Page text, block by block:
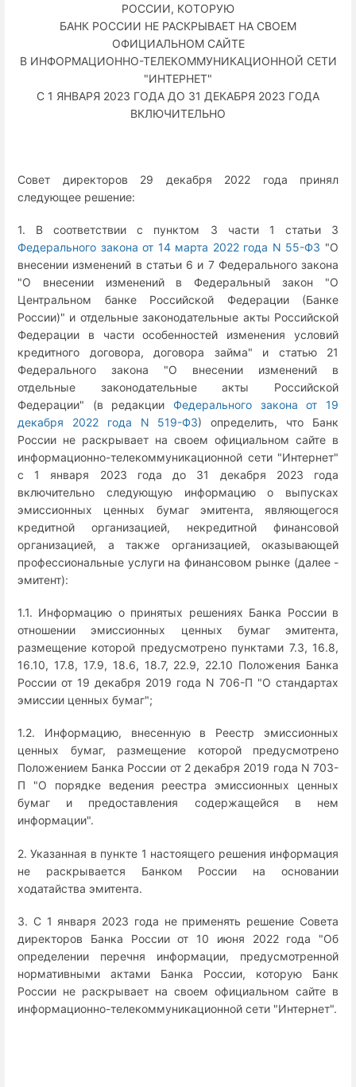
РОССИИ, КОТОРУЮ
БАНК РОССИИ НЕ РАСКРЫВАЕТ НА СВОЕМ
ОФИЦИАЛЬНОМ САЙТЕ
В ИНФОРМАЦИОННО-ТЕЛЕКОММУНИКАЦИОННОЙ СЕТИ
"ИНТЕРНЕТ"
С 1 ЯНВАРЯ 2023 ГОДА ДО 31 ДЕКАБРЯ 2023 ГОДА
ВКЛЮЧИТЕЛЬНО
Совет директоров 29 декабря 2022 года принял
следующее решение:
1. В соответствии с пунктом 3 части 1 статьи 3
Федерального закона от 14 марта 2022 года N 55-ФЗ "О
внесении изменений в статьи 6 и 7 Федерального закона
"О внесении изменений в Федеральный закон "О
Центральном банке Российской Федерации (Банке
России)" и отдельные законодательные акты Российской
Федерации в части особенностей изменения условий
кредитного договора, договора займа" и статью 21
Федерального закона "О внесении изменений в
отдельные законодательные акты Российской
Федерации" (в редакции Федерального закона от 19
декабря 2022 года N 519-ФЗ) определить, что Банк
России не раскрывает на своем официальном сайте в
информационно-телекоммуникационной сети "Интернет"
с 1 января 2023 года до 31 декабря 2023 года
включительно следующую информацию о выпусках
эмиссионных ценных бумаг эмитента, являющегося
кредитной организацией, некредитной финансовой
организацией, а также организацией, оказывающей
профессиональные услуги на финансовом рынке (далее -
эмитент):
1.1. Информацию о принятых решениях Банка России в
отношении эмиссионных ценных бумаг эмитента,
размещение которой предусмотрено пунктами 7.3, 16.8,
16.10, 17.8, 17.9, 18.6, 18.7, 22.9, 22.10 Положения Банка
России от 19 декабря 2019 года N 706-П "О стандартах
эмиссии ценных бумаг";
1.2. Информацию, внесенную в Реестр эмиссионных
ценных бумаг, размещение которой предусмотрено
Положением Банка России от 2 декабря 2019 года N 703-
П "О порядке ведения реестра эмиссионных ценных
бумаг и предоставления содержащейся в нем
информации".
2. Указанная в пункте 1 настоящего решения информация
не раскрывается Банком России на основании
ходатайства эмитента.
3. С 1 января 2023 года не применять решение Совета
директоров Банка России от 10 июня 2022 года "Об
определении перечня информации, предусмотренной
нормативными актами Банка России, которую Банк
России не раскрывает на своем официальном сайте в
информационно-телекоммуникационной сети "Интернет".